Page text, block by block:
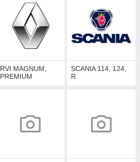
RVI MAGNUM,
PREMIUM
SCANIA 114, 124,
R